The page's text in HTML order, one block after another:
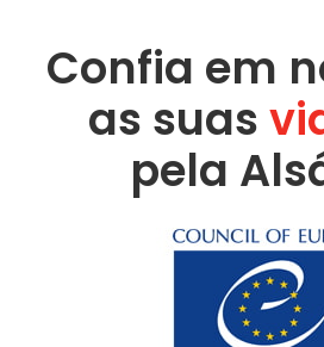
Confia em
as suas
pela